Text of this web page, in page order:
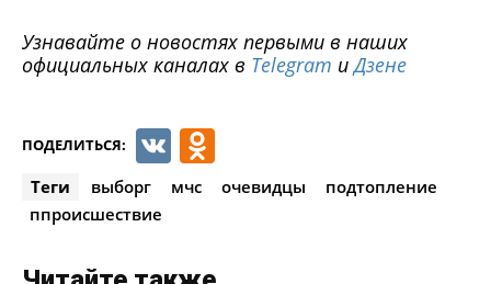
Узнавайте о новостях первыми в наших
официальных каналах в Telegram иДзене
ПОДЕЛИТЬСЯ: VK
Теги выборг мчс очевидцы
подтопление
ппроисшествие